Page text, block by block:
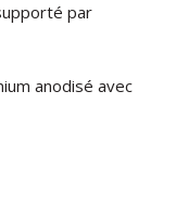
par
anodisé avec